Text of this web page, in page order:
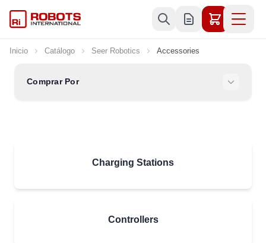
Inicio Catálogo Seer Robotics Accessories
Comprar Por
Charging Stations
Controllers